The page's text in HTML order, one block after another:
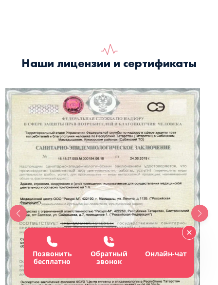
Наши лицензии и сертификаты
Позвонить
бесплатно
Обратный
звонок
Онлайн-чат